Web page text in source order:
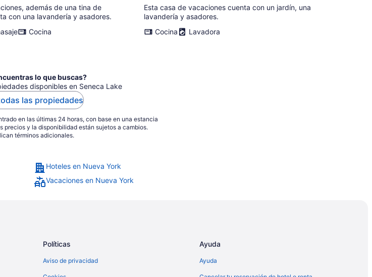
además de una tina de
con una lavandería y asadores.
Cocina
Esta casa de vacaciones cuenta con un jardín, una
lavandería y asadores.
Cocina
Lavadora
lo que buscas?
disponibles en Seneca Lake
las propiedades
en las últimas 24 horas, con base en una estancia
precios y la disponibilidad están sujetos a cambios.
términos adicionales.
Hoteles en Nueva York
Vacaciones en Nueva York
Políticas
Aviso de privacidad
Ayuda
Ayuda